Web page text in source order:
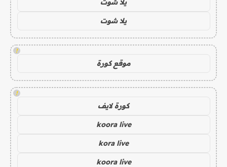
يلا شوت
يلا شوت
!
موقع كورة
!
كورة لايف
koora live
kora live
koora live